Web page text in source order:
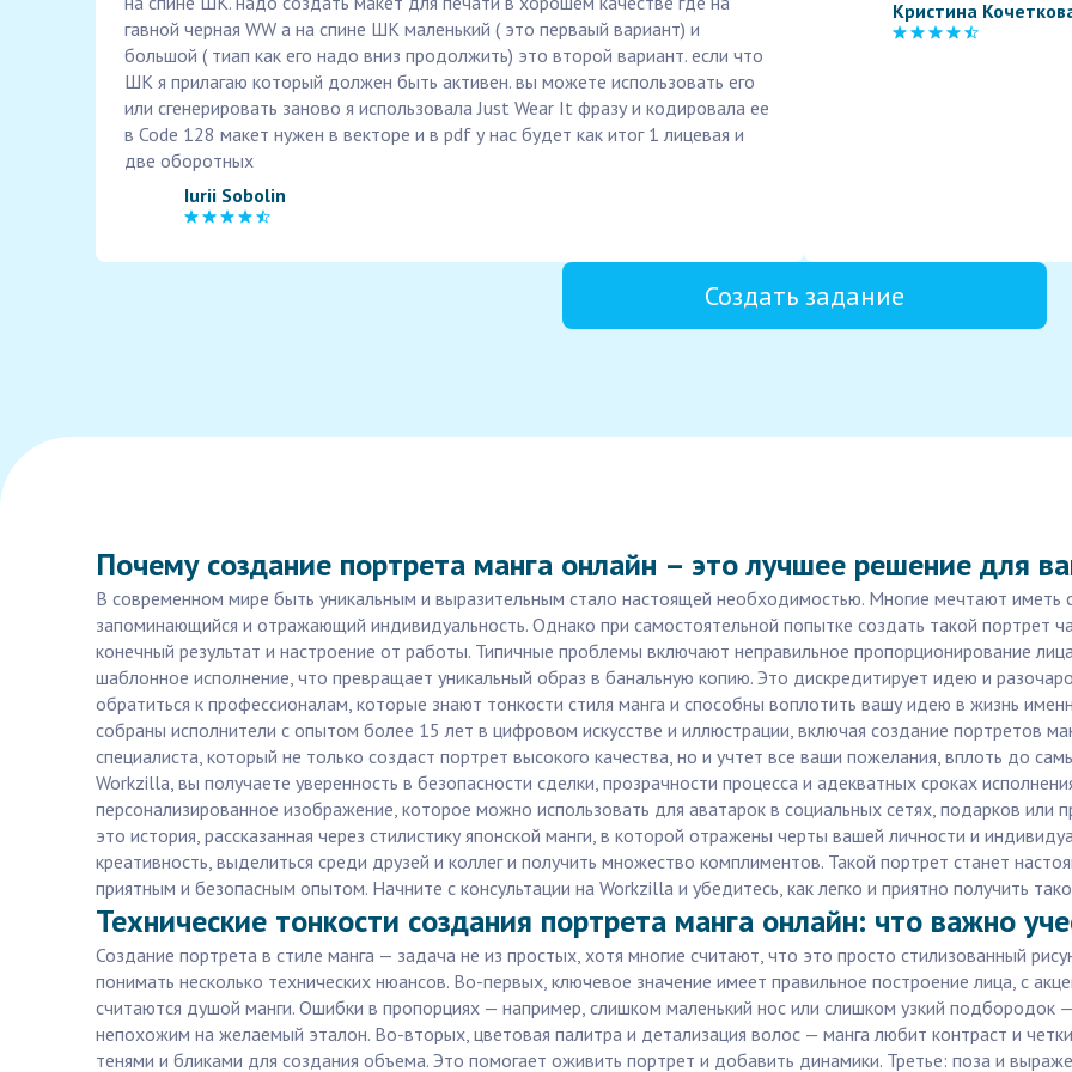
гавной черная WW а на спине ШК маленький ( это перваый вариант) и
большой ( тиап как его надо вниз продолжить) это второй вариант. если что
ШК я прилагаю который должен быть активен. вы можете использовать его
или сгенерировать заново я использовала Just Wear It фразу и кодировала ее
в Code 128 макет нужен в векторе и в pdf у нас будет как итог 1 лицевая и
две оборотных
Iurii Sobolin
Кристина
Создать задание
Почему создание портрета манга онлайн – это лучшее решение для
В современном мире быть уникальным и выразительным стало настоящей необходимостью. Многие мечтают иметь
запоминающийся и отражающий индивидуальность. Однако при самостоятельной попытке создать такой портрет
конечный результат и настроение от работы. Типичные проблемы включают неправильное пропорционирование
шаблонное исполнение, что превращает уникальный образ в банальную копию. Это дискредитирует идею и
обратиться к профессионалам, которые знают тонкости стиля манга и способны воплотить вашу идею в жизнь
собраны исполнители с опытом более 15 лет в цифровом искусстве и иллюстрации, включая создание портретов
специалиста, который не только создаст портрет высокого качества, но и учтет все ваши пожелания, вплоть до
Workzilla, вы получаете уверенность в безопасности сделки, прозрачности процесса и адекватных сроках
персонализированное изображение, которое можно использовать для аватарок в социальных сетях, подарков или
это история, рассказанная через стилистику японской манги, в которой отражены черты вашей личности и
креативность, выделиться среди друзей и коллег и получить множество комплиментов. Такой портрет станет
приятным и безопасным опытом. Начните с консультации на Workzilla и убедитесь, как легко и приятно получить
Технические тонкости создания портрета манга онлайн: что важно
Создание портрета в стиле манга — задача не из простых, хотя многие считают, что это просто стилизованный
понимать несколько технических нюансов. Во-первых, ключевое значение имеет правильное построение лица, с
считаются душой манги. Ошибки в пропорциях — например, слишком маленький нос или слишком узкий подбородок
непохожим на желаемый эталон. Во-вторых, цветовая палитра и детализация волос — манга любит контраст и
тенями и бликами для создания объема. Это помогает оживить портрет и добавить динамики. Третье: поза и